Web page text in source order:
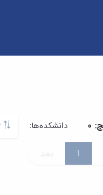
0 دانشکده‌ها:
1 بعد